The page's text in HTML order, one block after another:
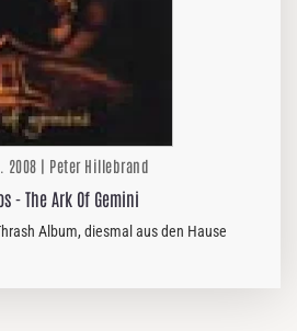
2008 | Peter Hillebrand
- The Ark Of Gemini
Album, diesmal aus den Hause